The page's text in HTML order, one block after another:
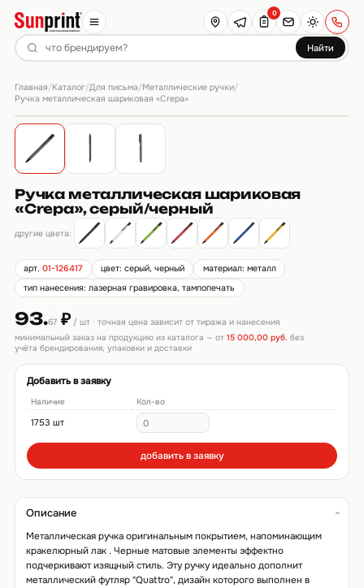
Найти
0
Главная/Каталог/Для письма/Металлические ручки/
Ручка металлическая шариковая «Crepa»
Ручка металлическая шариковая
«Crepa», серый/черный
другие цвета:
арт.01-126417 цвет: серый, черный
материал: металл
тип нанесения: лазерная гравировка, тампопечать
93.67₽/ шт · точная цена зависит от тиража и нанесения
минимальный заказ на продукцию из каталога — от 15 000,00 руб. без
учёта брендирования, упаковки и доставки
Добавить в заявку
Наличие Кол-во
1753 шт
добавить в заявку
Описание
Металлическая ручка оригинальным покрытием, напоминающим
кракелюрный лак . Черные матовые элементы эффектно
подчеркивают изящный стиль. Эту ручку идеально дополнит
металлический футляр "Quattro", дизайн которого выполнен в